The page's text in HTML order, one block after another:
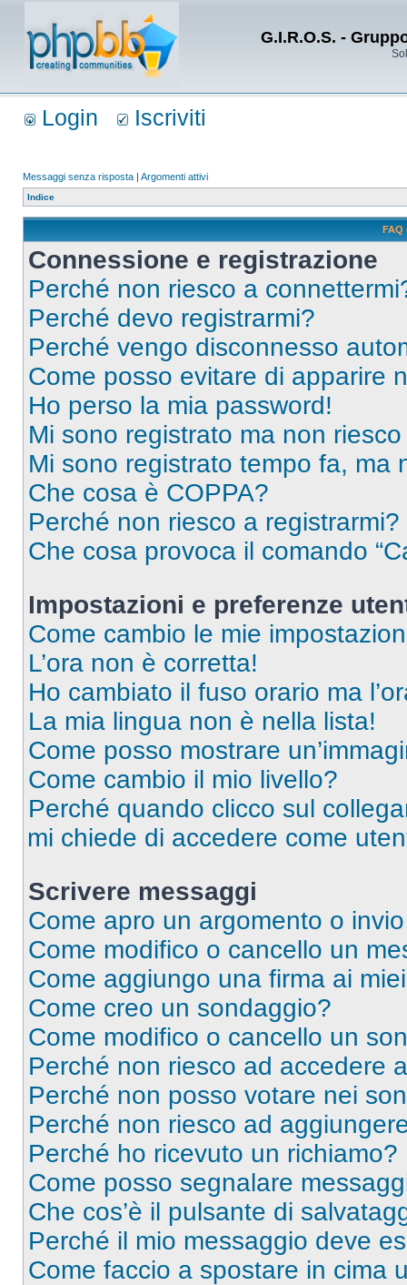
G.I.R.O.S. -
Login Iscriviti
Messaggi senza risposta | Argomenti attivi
Indice
FAQ
Connessione e registrazione
Perché non riesco a
Perché devo registrarmi?
Perché vengo disconnesso
Come posso evitare di apparire
Ho perso la mia password!
Mi sono registrato ma non
Mi sono registrato tempo fa, ma
Che cosa è COPPA?
Perché non riesco a registrarmi?
Che cosa provoca il comando
Impostazioni e preferenze
Come cambio le mie
L’ora non è corretta!
Ho cambiato il fuso orario ma
La mia lingua non è nella lista!
Come posso mostrare
Come cambio il mio livello?
Perché quando clicco sul
mi chiede di accedere come
Scrivere messaggi
Come apro un argomento o
Come modifico o cancello un
Come aggiungo una firma ai
Come creo un sondaggio?
Come modifico o cancello un
Perché non riesco ad accedere
Perché non posso votare nei
Perché non riesco ad
Perché ho ricevuto un richiamo?
Come posso segnalare
Che cos’è il pulsante di
Perché il mio messaggio deve
Come faccio a spostare in cima